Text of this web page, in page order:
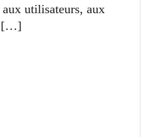
aux utilisateurs, aux